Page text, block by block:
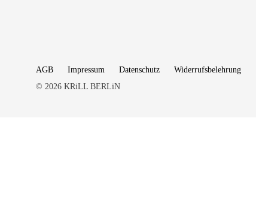
AGB Impressum Datenschutz
Widerrufsbelehrung
© 2026 KRiLL BERLiN